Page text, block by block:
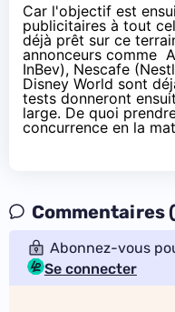
Car l'objectif est
publicitaires à tout
déjà prêt sur ce
annonceurs comme
InBev), Nescafe
Disney World sont
tests donneront
large. De quoi
concurrence en la
Commentaires
Abonnez-vous
Se connecter